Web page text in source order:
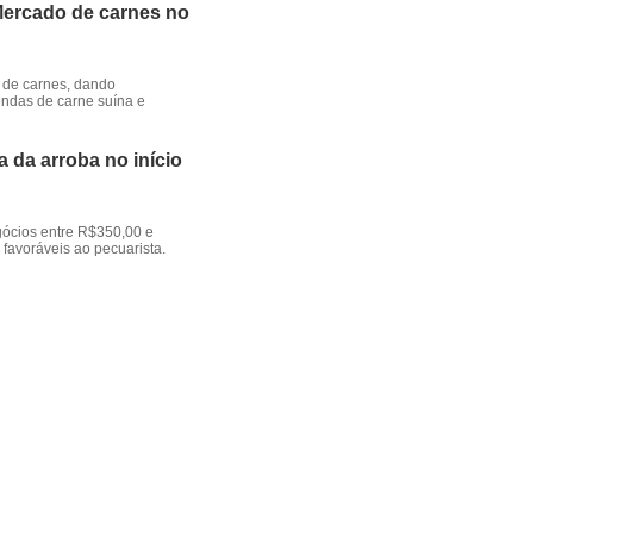
de carnes no
carnes, dando
de carne suína e
da arroba no início
entre R$350,00 e
ao pecuarista.